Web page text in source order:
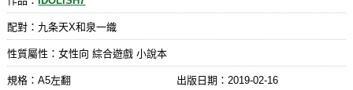
配對：九条天X和泉一織
性質屬性：女性向 綜合遊戲 小說本
規格：A5左翻 出版日期： 2019-02-16